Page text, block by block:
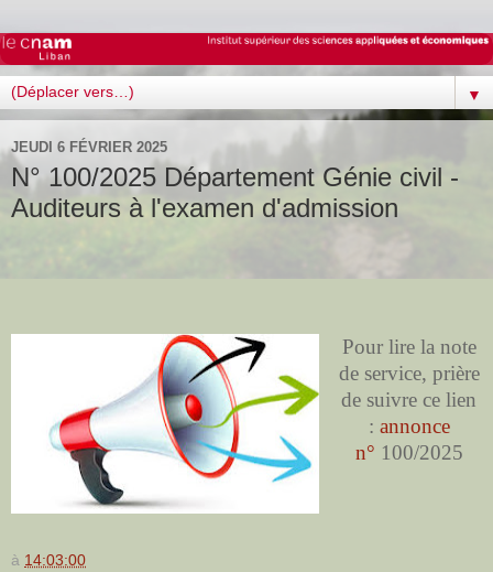
▼
JEUDI 6 FÉVRIER 2025
N° 100/2025 Département Génie civil -
Auditeurs à l'examen d'admission
Pour lire la note
de service, prière
de suivre ce lien
: annonce
n° 100/2025
à 14:03:00